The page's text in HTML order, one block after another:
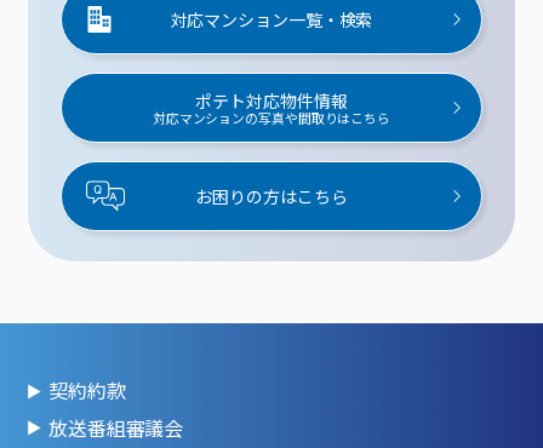
対応マンション一覧・検索
ポテト対応物件情報
対応マンションの写真や間取りはこちら
お困りの方はこちら
契約約款
放送番組審議会